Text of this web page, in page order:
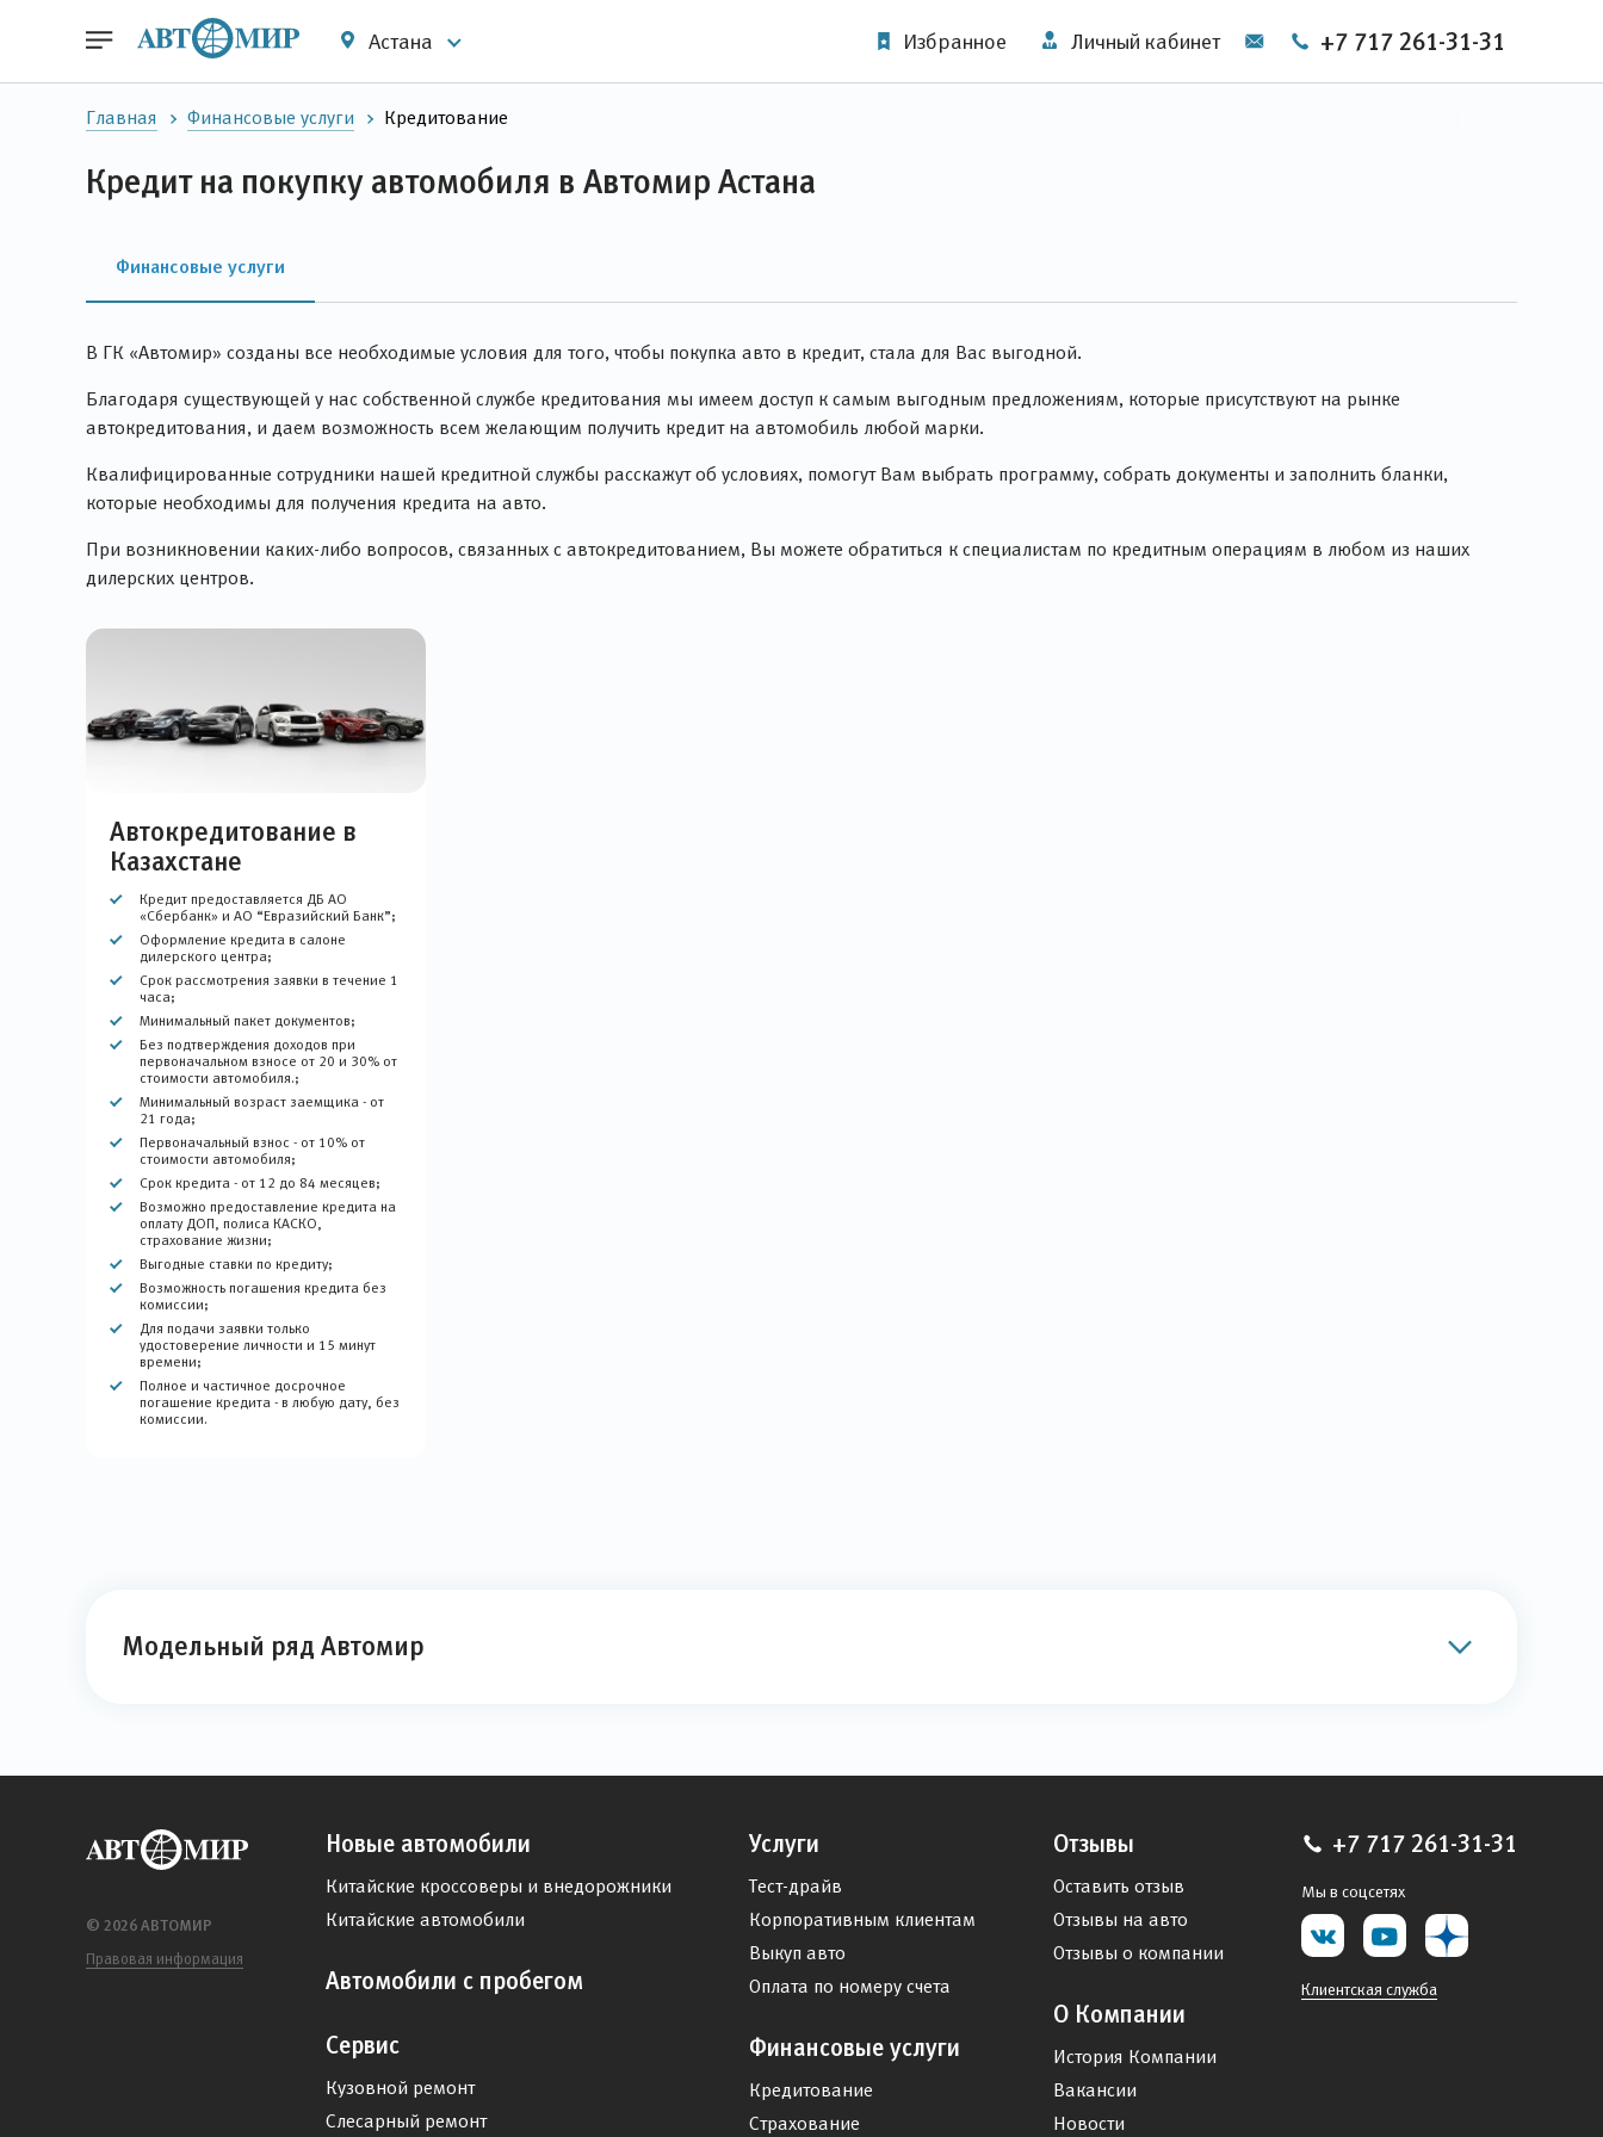
Астана Избранное Личный кабинет +7 717 261-31-31
Главная Финансовые услуги Кредитование
Кредит на покупку автомобиля в Автомир Астана
Финансовые услуги
В ГК «Автомир» созданы все необходимые условия для того, чтобы покупка авто в кредит, стала для Вас выгодной.
Благодаря существующей у нас собственной службе кредитования мы имеем доступ к самым выгодным предложениям, которые присутствуют на рынке
автокредитования, и даем возможность всем желающим получить кредит на автомобиль любой марки.
Квалифицированные сотрудники нашей кредитной службы расскажут об условиях, помогут Вам выбрать программу, собрать документы и заполнить бланки,
которые необходимы для получения кредита на авто.
При возникновении каких-либо вопросов, связанных с автокредитованием, Вы можете обратиться к специалистам по кредитным операциям в любом из наших
дилерских центров.
Автокредитование в
Казахстане
Кредит предоставляется ДБ АО
«Сбербанк» и АО “Евразийский Банк”;
Оформление кредита в салоне
дилерского центра;
Срок рассмотрения заявки в течение 1
часа;
Минимальный пакет документов;
Без подтверждения доходов при
первоначальном взносе от 20 и 30% от
стоимости автомобиля.;
Минимальный возраст заемщика - от
21 года;
Первоначальный взнос - от 10% от
стоимости автомобиля;
Срок кредита - от 12 до 84 месяцев;
Возможно предоставление кредита на
оплату ДОП, полиса КАСКО,
страхование жизни;
Выгодные ставки по кредиту;
Возможность погашения кредита без
комиссии;
Для подачи заявки только
удостоверение личности и 15 минут
времени;
Полное и частичное досрочное
погашение кредита - в любую дату, без
комиссии.
Модельный ряд Автомир
© 2026 АВТОМИР
Правовая информация
Новые автомобили
Китайские кроссоверы и внедорожники
Китайские автомобили
Автомобили с пробегом
Сервис
Кузовной ремонт
Слесарный ремонт
Услуги
Тест-драйв
Корпоративным клиентам
Выкуп авто
Оплата по номеру счета
Финансовые услуги
Кредитование
Страхование
Отзывы
Оставить отзыв
Отзывы на авто
Отзывы о компании
О Компании
История Компании
Вакансии
Новости
+7 717 261-31-31
Мы в соцсетях
Клиентская служба